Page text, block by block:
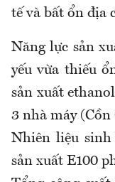
tế và bất ổn địa
Năng lực sản
yếu vừa thiếu
sản xuất
3 nhà máy
Nhiên liệu sinh
sản xuất E100